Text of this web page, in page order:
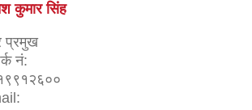
कुमार सिंह
प्रमुख
नं: